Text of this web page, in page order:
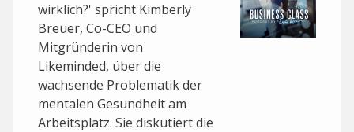
wirklich?' spricht Kimberly
Breuer, Co-CEO und
Mitgründerin von
Likeminded, über die
wachsende Problematik der
mentalen Gesundheit am
Arbeitsplatz. Sie diskutiert die